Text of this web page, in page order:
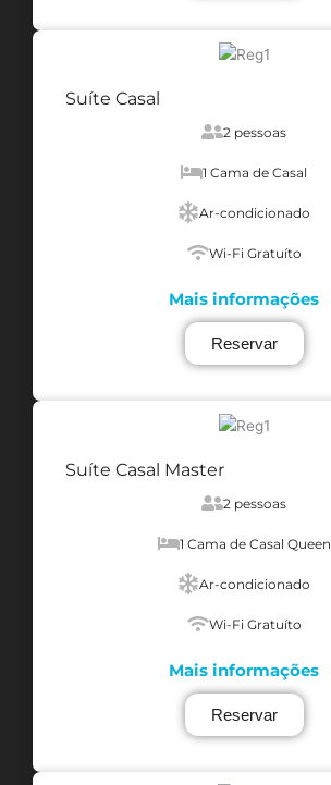
Suíte Casal
2 pessoas
1 Cama de Casal
Ar-condicionado
Wi-Fi Gratuíto
Mais informações
Reservar
Suíte Casal Master
2 pessoas
1 Cama de Casal Queen
Ar-condicionado
Wi-Fi Gratuíto
Mais informações
Reservar